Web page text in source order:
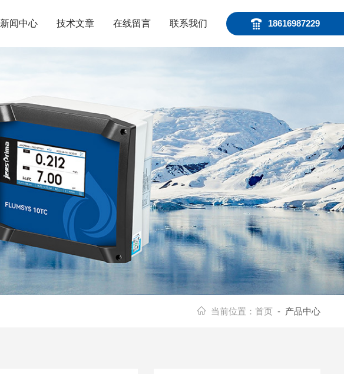
18616987229
新闻中心 技术文章 在线留言 联系我们
当前位置： 首页 - 产品中心